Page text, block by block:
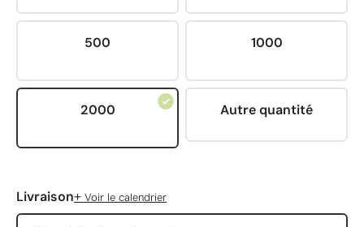
500 1000
2000 Autre quantité
Livraison+ Voir le calendrier